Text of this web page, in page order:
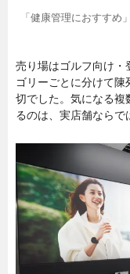
「健康管理におすすめ
売り場はゴルフ向け・
ゴリーごとに分けて
切でした。気になる複
るのは、実店舗ならで